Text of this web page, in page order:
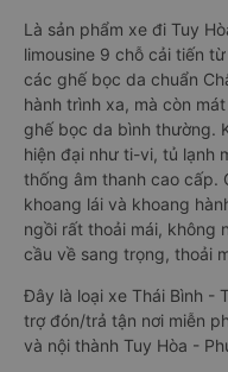
Là sản phẩm xe đi Tuy
limousine 9 chỗ cải tiến
các ghế bọc da chuẩn
hành trình xa, mà còn
ghế bọc da bình thường.
hiện đại như ti-vi, tủ lạnh
thống âm thanh cao cấp.
khoang lái và khoang
ngồi rất thoải mái, không
cầu về sang trọng, thoải
Đây là loại xe Thái Bình -
trợ đón/trả tận nơi miễn
và nội thành Tuy Hòa -